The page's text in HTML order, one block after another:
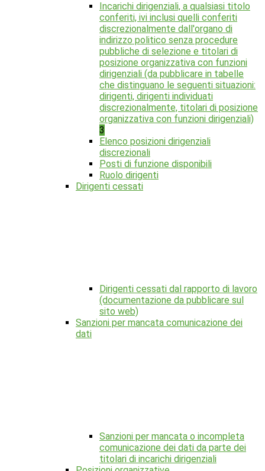
Incarichi dirigenziali, a qualsiasi titolo
conferiti, ivi inclusi quelli conferiti
discrezionalmente dall'organo di
indirizzo politico senza procedure
pubbliche di selezione e titolari di
posizione organizzativa con funzioni
dirigenziali (da pubblicare in tabelle
che distinguano le seguenti situazioni:
dirigenti, dirigenti individuati
discrezionalmente, titolari di posizione
organizzativa con funzioni dirigenziali)
3
Elenco posizioni dirigenziali
discrezionali
Posti di funzione disponibili
Ruolo dirigenti
Dirigenti cessati
Dirigenti cessati dal rapporto di lavoro
(documentazione da pubblicare sul
sito web)
Sanzioni per mancata comunicazione dei
dati
Sanzioni per mancata o incompleta
comunicazione dei dati da parte dei
titolari di incarichi dirigenziali